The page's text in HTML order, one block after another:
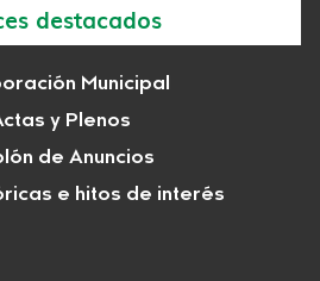
destacados
Municipal
y Plenos
de Anuncios
e hitos de interés